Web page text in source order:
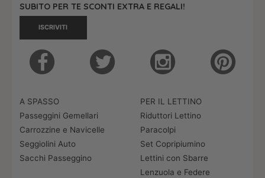
SUBITO PER TE SCONTI EXTRA E REGALI!
ISCRIVITI
A SPASSO
Passeggini Gemellari
Carrozzine e Navicelle
Seggiolini Auto
Sacchi Passeggino
PER IL LETTINO
Riduttori Lettino
Paracolpi
Set Copripiumino
Lettini con Sbarre
Lenzuola e Federe